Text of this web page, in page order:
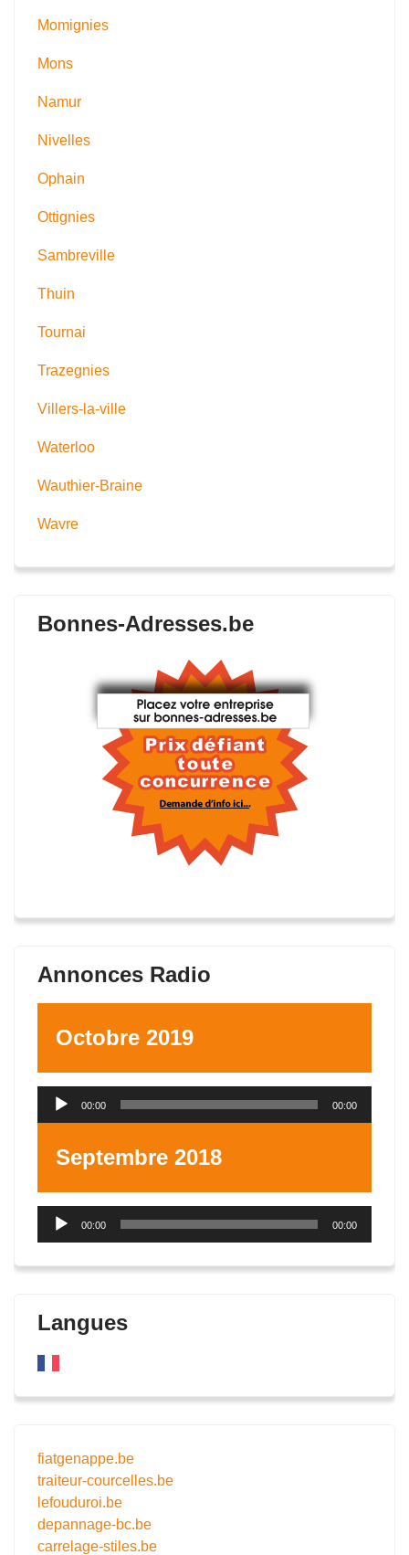
Momignies
Mons
Namur
Nivelles
Ophain
Ottignies
Sambreville
Thuin
Tournai
Trazegnies
Villers-la-ville
Waterloo
Wauthier-Braine
Wavre
Bonnes-Adresses.be
Annonces Radio
Octobre 2019
Lecteur
00:00 00:00
Septembre 2018
Lecteur
00:00 00:00
Langues
fiatgenappe.be
traiteur-courcelles.be
lefouduroi.be
depannage-bc.be
carrelage-stiles.be